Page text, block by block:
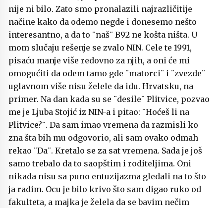
nije ni bilo. Zato smo pronalazili najrazličitije
načine kako da odemo negde i donesemo nešto
interesantno, a da to ¨naš¨ B92 ne košta ništa. U
mom slučaju rešenje se zvalo NIN. Cele te 1991,
pisaću manje više redovno za njih, a oni će mi
omogućiti da odem tamo gde ¨matorci¨ i ¨zvezde¨
uglavnom više nisu želele da idu. Hrvatsku, na
primer. Na dan kada su se ¨desile¨ Plitvice, pozvao
me je Ljuba Stojić iz NIN-a i pitao: ¨Hoćeš li na
Plitvice?¨. Da sam imao vremena da razmisli ko
zna šta bih mu odgovorio, ali sam ovako odmah
rekao ¨Da¨. Kretalo se za sat vremena. Sada je još
samo trebalo da to saopštim i roditeljima. Oni
nikada nisu sa puno entuzijazma gledali na to što
ja radim. Ocu je bilo krivo što sam digao ruko od
fakulteta, a majka je želela da se bavim nečim